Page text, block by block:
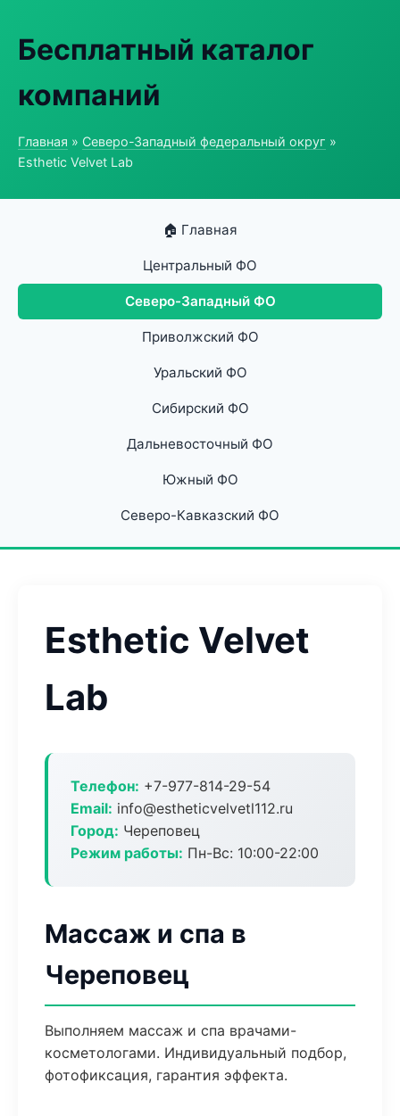
Бесплатный каталог
компаний
Главная » Северо-Западный федеральный округ »
Esthetic Velvet Lab
🏠 Главная
Центральный ФО
Северо-Западный ФО
Приволжский ФО
Уральский ФО
Сибирский ФО
Дальневосточный ФО
Южный ФО
Северо-Кавказский ФО
Esthetic Velvet
Lab
Телефон: +7-977-814-29-54
Email: info@estheticvelvetl112.ru
Город: Череповец
Режим работы: Пн-Вс: 10:00-22:00
Массаж и спа в
Череповец
Выполняем массаж и спа врачами-
косметологами. Индивидуальный подбор,
фотофиксация, гарантия эффекта.